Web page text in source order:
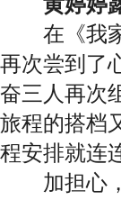
在《我家
再次尝到了
奋三人再次
旅程的搭档
程安排就连
加担心，